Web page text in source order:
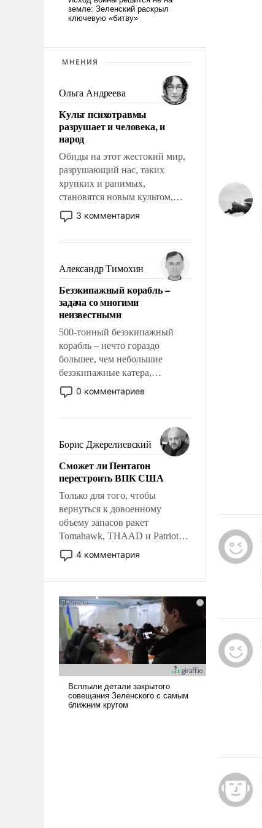
МНЕНИЯ
Ольга Андреева
Культ психотравмы
разрушает и человека, и
народ
Обиды на этот жестокий мир,
разрушающий нас, таких
хрупких и ранимых,
становятся новым культом,
постепенно вытесняя и
отменяя традиционное
мужественным и твердым под
ударами судьбы, брать на себя
ответственность, помогать
слабым, идти вперед и
адаптироваться.
3 комментария
Александр Тимохин
Безэкипажный корабль –
задача со многими
неизвестными
500-тонный безэкипажный
корабль – нечто гораздо
большее, чем небольшие
безэкипажные катера,
применение которых уже
стало обыденностью. Задача по
сложна и амбициозна. Однако
и ее реализация радикально
поднимет наши боевые
возможности.
0 комментариев
Борис Джерелиевский
Сможет ли Пентагон
перестроить ВПК США
Только для того, чтобы
вернуться к довоенному
объему запасов ракет
Tomahawk, THAAD и Patriot
США потребуется более трех
лет. Даже небольшая война с
Сложившаяся ситуация
означает многолетний период
уязвимости США, например,
перед Китаем.
4 комментария